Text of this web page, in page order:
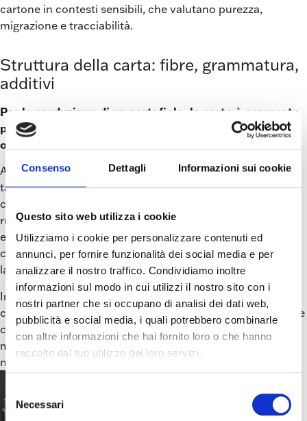
Consenso Dettagli Informazioni sui cookie
Questo sito web utilizza i cookie
Utilizziamo i cookie per personalizzare contenuti ed
annunci, per fornire funzionalità dei social media e per
analizzare il nostro traffico. Condividiamo inoltre
informazioni sul modo in cui utilizzi il nostro sito con i
nostri partner che si occupano di analisi dei dati web,
pubblicità e social media, i quali potrebbero combinarle
con altre informazioni che hai fornito loro o che hanno
raccolto dal tuo utilizzo dei loro servizi.
delNecessari
cartone in contesti sensibili, che valutano purezza,
migrazione e tracciabilità.
Struttura della carta: fibre, grammatura,
additivi
Per la produzione di un portafiale, la carta è composta
principalmente da fibre di cellulosa, ricavate dal legno
o da fibre vergini.
A queste si aggiungono additivi e cariche, come caolino,
talco o carbonato di calcio, insieme a coloranti e agenti di
collatura, utili a migliorarne stampabilità e opacità. Un
ruolo chiave è svolto anche dallagrammatura
essere bilanciata: robusta da proteggere la fiala, ma non
così elevata da renderla rigida, costosa o complessa da
lavorare.
Infine, parametri come umidità residua, porosità e
contenuto di lignina incidono sulla stabilità dimensionale e
cromatica del portafiale, influenzando la capacità di
mantenere nel tempo sia le qualità estetiche che la
neutralità olfattiva.